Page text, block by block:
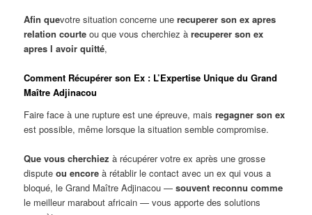
Afin quevotre situation concerne unerecuperer son ex apres
relation courte ou que vous cherchiez àrecuperer son ex
apres l avoir quitté,
Comment Récupérer son Ex : L’Expertise Unique du Grand
Maître Adjinacou
Faire face à une rupture est une épreuve, maisregagner son ex
est possible, même lorsque la situation semble compromise.
Que vous cherchiez à récupérer votre ex après une grosse
disputeou encore à rétablir le contact avec un ex qui vous a
bloqué, le Grand Maître Adjinacou —souvent reconnu comme
le meilleur marabout africain — vous apporte des solutions